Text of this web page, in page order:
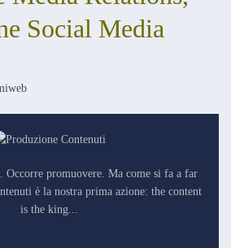
Social Media
Occorre promuovere. Ma come si fa a far
è la nostra prima azione: the content
is the king...